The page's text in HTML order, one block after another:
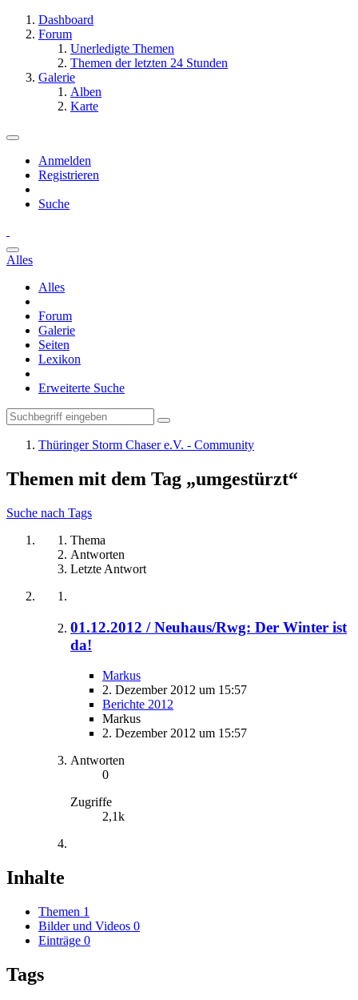
Dashboard
Forum
Unerledigte Themen
Themen der letzten 24 Stunden
Galerie
Alben
Karte
Anmelden
Registrieren
Suche
Alles
Alles
Forum
Galerie
Seiten
Lexikon
Erweiterte Suche
Thüringer Storm Chaser e.V. - Community
Themen mit dem Tag „umgestürzt“
Suche nach Tags
Thema
Antworten
Letzte Antwort
01.12.2012 / Neuhaus/Rwg: Der Winter ist
da!
Markus
2. Dezember 2012 um 15:57
Berichte 2012
Markus
2. Dezember 2012 um 15:57
Antworten
0
Zugriffe
2,1k
Inhalte
Themen 1
Bilder und Videos 0
Einträge 0
Tags